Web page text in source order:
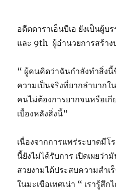
อดีตดาราเอ็นบีเอ ยังเป็นผู้บ
และ 9th ผู้อำนวยการสร้าง
“ ผู้คนคิดว่าฉันกำลังทำสิ่งนี้
ความเป็นจริงที่ยากลำบาก
คนไม่ต้องการยากจนหรือเ
เบื้องหลังสิ่งนี้”
เนื่องจากการแพร่ระบาดมีโ
นี้ยังไม่ได้รับการ เปิดเผยว่
สวยงามได้ประสบความสำเ
ในมะเขือเทศเน่า “ เรารู้สึก